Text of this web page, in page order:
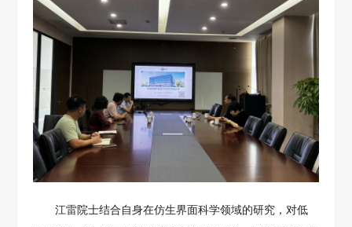
江雷院士结合自身在仿生界面科学领域的研究，对低